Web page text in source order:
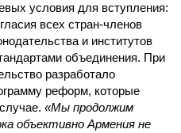
условия для вступления:
всех стран-членов
и институтов
объединения. При
разработало
реформ, которые
«Мы продолжим
объективно Армения не